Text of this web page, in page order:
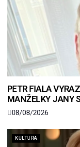
PETR FIALA
MANŽELKY JANY
08/08/2026
KULTURA